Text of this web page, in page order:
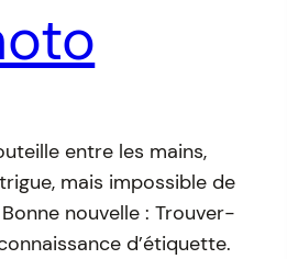
entre les mains,
mais impossible de
nouvelle : Trouver-
d’étiquette.